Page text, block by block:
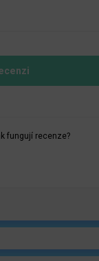
fungují recenze?